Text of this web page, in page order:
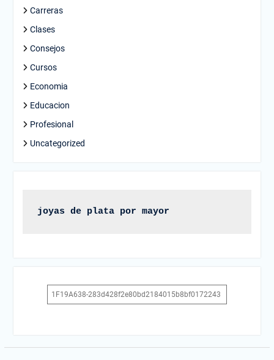
Carreras
Clases
Consejos
Cursos
Economia
Educacion
Profesional
Uncategorized
joyas de plata por mayor
1F19A638-283d428f2e80bd2184015b8bf0172243